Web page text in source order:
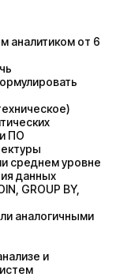
аналитиком от 6
ПО
среднем уровне
данных
GROUP BY,
аналогичными
и